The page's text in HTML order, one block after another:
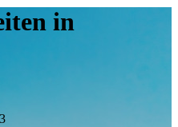
in